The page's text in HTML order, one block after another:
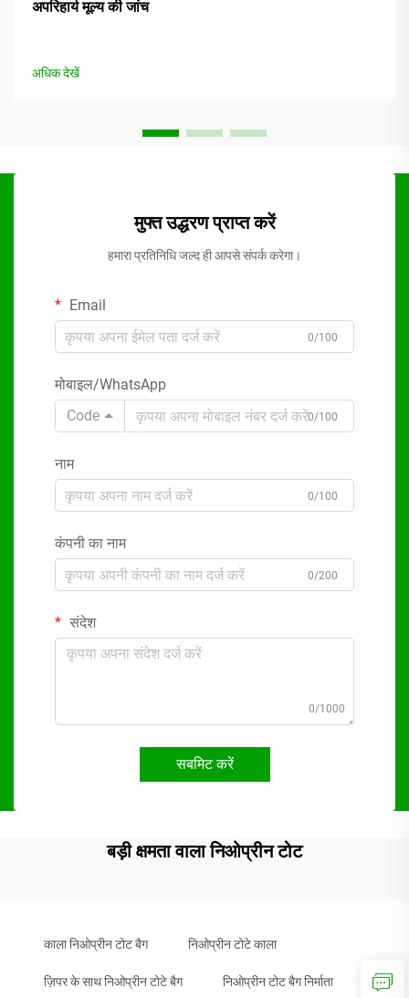
अपरिहार्य मूल्य की जांच
अधिक देखें
मुफ्त उद्धरण प्राप्त करें
हमारा प्रतिनिधि जल्द ही आपसे संपर्क करेगा।
Email
0/100
मोबाइल/WhatsApp
Code
0/100
नाम
0/100
कंपनी का नाम
0/200
संदेश
0/1000
सबमिट करें
बड़ी क्षमता वाला निओप्रीन टोट
काला निओप्रीन टोट बैग निओप्रीन टोटे काला
ज़िपर के साथ निओप्रीन टोटे बैग निओप्रीन टोट बैग निर्माता